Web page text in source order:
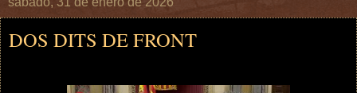
DOS DITS DE FRONT